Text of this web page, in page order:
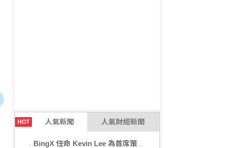
HOT 人氣新聞 人氣財經新聞
BingX 任命 Kevin Lee 為首席策略長，加速推進多資產、以用戶為核心的發展願景